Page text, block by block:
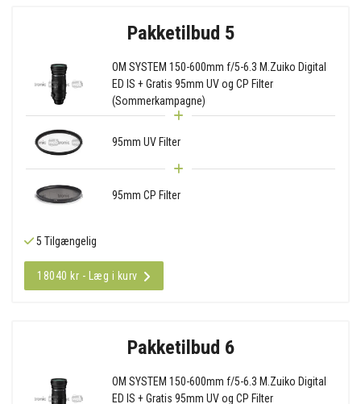
Pakketilbud 5
OM SYSTEM 150-600mm f/5-6.3 M.Zuiko Digital
ED IS + Gratis 95mm UV og CP Filter
(Sommerkampagne)
95mm UV Filter
95mm CP Filter
5 Tilgængelig
18040 kr - Læg i kurv
Pakketilbud 6
OM SYSTEM 150-600mm f/5-6.3 M.Zuiko Digital
ED IS + Gratis 95mm UV og CP Filter